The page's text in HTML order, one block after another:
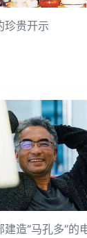
珍贵开示
造“马孔多”的